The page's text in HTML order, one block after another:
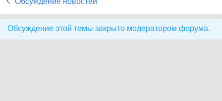
Обсуждение этой темы закрыто модератором форума.